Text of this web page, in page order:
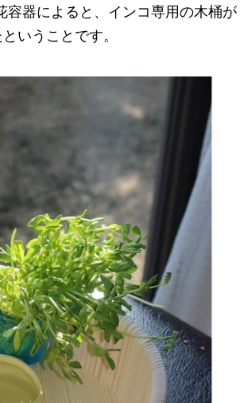
容器によると、インコ専用の木桶が
いうことです。